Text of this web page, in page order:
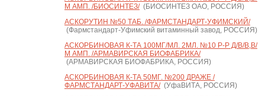
М АМП. /БИОСИНТЕЗ/(БИОСИНТЕЗ ОАО, РОССИЯ)
АСКОРУТИН №50 ТАБ. /ФАРМСТАНДАРТ-УФИМСКИЙ/
(Фармстандарт-Уфимский витаминный завод, РОССИЯ)
АСКОРБИНОВАЯ К-ТА 100МГ/МЛ. 2МЛ. №10 Р-Р Д/В/В,В/
М АМП. /АРМАВИРСКАЯ БИОФАБРИКА/
(АРМАВИРСКАЯ БИОФАБРИКА, РОССИЯ)
АСКОРБИНОВАЯ К-ТА 50МГ. №200 ДРАЖЕ /
ФАРМСТАНДАРТ-УФАВИТА/(УфаВИТА, РОССИЯ)